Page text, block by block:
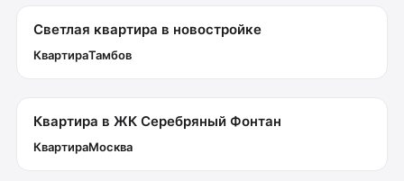
Светлая квартира в новостройке
КвартираТамбов
Квартира в ЖК Серебряный Фонтан
КвартираМосква